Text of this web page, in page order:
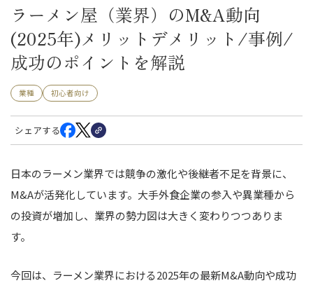
ラーメン屋（業界）のM&A動向
(2025年)メリットデメリット/事例/
成功のポイントを解説
業種 初心者向け
シェアする
日本のラーメン業界では競争の激化や後継者不足を背景に、
M&Aが活発化しています。大手外食企業の参入や異業種から
の投資が増加し、業界の勢力図は大きく変わりつつありま
す。
今回は、ラーメン業界における2025年の最新M&A動向や成功